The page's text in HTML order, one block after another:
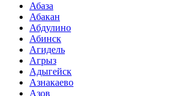
Абаза
Абакан
Абдулино
Абинск
Агидель
Агрыз
Адыгейск
Азнакаево
Азов